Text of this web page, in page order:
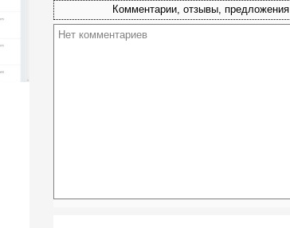
Комментарии, отзывы, предложения